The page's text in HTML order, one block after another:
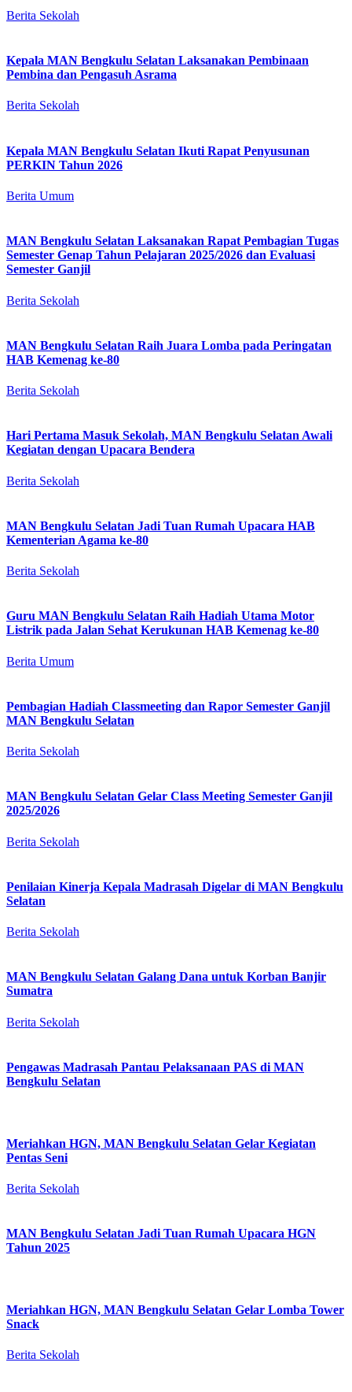
Berita Sekolah
Kepala MAN Bengkulu Selatan Laksanakan Pembinaan
Pembina dan Pengasuh Asrama
Berita Sekolah
Kepala MAN Bengkulu Selatan Ikuti Rapat Penyusunan
PERKIN Tahun 2026
Berita Umum
MAN Bengkulu Selatan Laksanakan Rapat Pembagian Tugas
Semester Genap Tahun Pelajaran 2025/2026 dan Evaluasi
Semester Ganjil
Berita Sekolah
MAN Bengkulu Selatan Raih Juara Lomba pada Peringatan
HAB Kemenag ke-80
Berita Sekolah
Hari Pertama Masuk Sekolah, MAN Bengkulu Selatan Awali
Kegiatan dengan Upacara Bendera
Berita Sekolah
MAN Bengkulu Selatan Jadi Tuan Rumah Upacara HAB
Kementerian Agama ke-80
Berita Sekolah
Guru MAN Bengkulu Selatan Raih Hadiah Utama Motor
Listrik pada Jalan Sehat Kerukunan HAB Kemenag ke-80
Berita Umum
Pembagian Hadiah Classmeeting dan Rapor Semester Ganjil
MAN Bengkulu Selatan
Berita Sekolah
MAN Bengkulu Selatan Gelar Class Meeting Semester Ganjil
2025/2026
Berita Sekolah
Penilaian Kinerja Kepala Madrasah Digelar di MAN Bengkulu
Selatan
Berita Sekolah
MAN Bengkulu Selatan Galang Dana untuk Korban Banjir
Sumatra
Berita Sekolah
Pengawas Madrasah Pantau Pelaksanaan PAS di MAN
Bengkulu Selatan
Meriahkan HGN, MAN Bengkulu Selatan Gelar Kegiatan
Pentas Seni
Berita Sekolah
MAN Bengkulu Selatan Jadi Tuan Rumah Upacara HGN
Tahun 2025
Meriahkan HGN, MAN Bengkulu Selatan Gelar Lomba Tower
Snack
Berita Sekolah